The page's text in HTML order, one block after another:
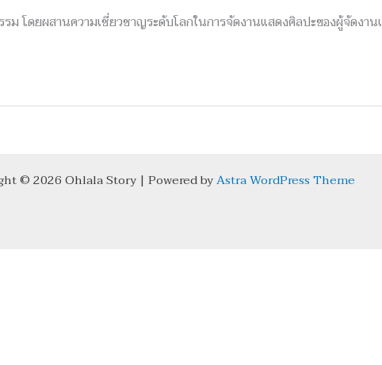
ม โดยผสานความเชี่ยวชาญระดับโลกในการจัดงานแสดงศิลปะของผู้จัดงา
© 2026 Ohlala Story | Powered byAstra WordPress Theme